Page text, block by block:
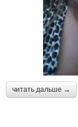
читать дальше →